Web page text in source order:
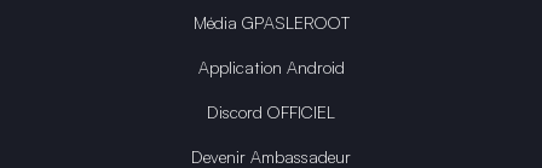
Média GPASLEROOT
Application Android
Discord OFFICIEL
Devenir Ambassadeur